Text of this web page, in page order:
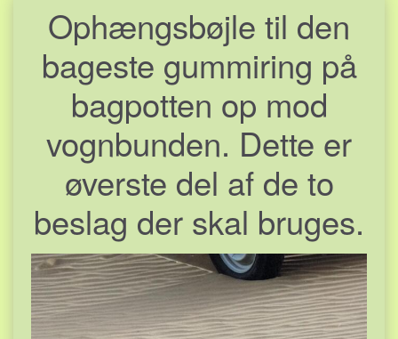
Ophængsbøjle til den
bageste gummiring på
bagpotten op mod
vognbunden. Dette er
øverste del af de to
beslag der skal bruges.